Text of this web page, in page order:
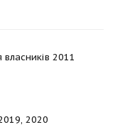
власників 2011
2020